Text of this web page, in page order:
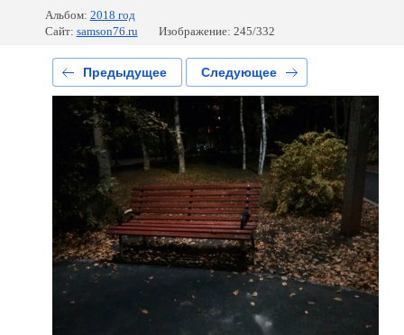
Альбом: 2018 год
Сайт: samson76.ru Изображение: 245/332
Предыдущее Следующее